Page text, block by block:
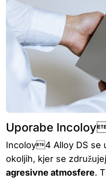
Uporabe
Incoloy4 Alloy DS se
okoljih, kjer se
agresivne atmosfere.